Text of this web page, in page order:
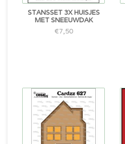
STANSSET 3X HUISJES
MET SNEEUWDAK
€7,50